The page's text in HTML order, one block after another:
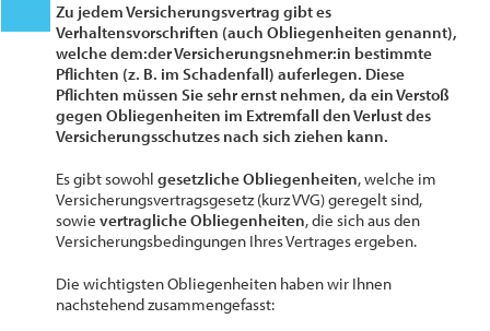
Zu jedem Versicherungsvertrag gibt es
Verhaltensvorschriften (auch Obliegenheiten genannt),
welche dem:der Versicherungsnehmer:in bestimmte
Pflichten (z. B. im Schadenfall) auferlegen. Diese
Pflichten müssen Sie sehr ernst nehmen, da ein Verstoß
gegen Obliegenheiten im Extremfall den Verlust des
Versicherungsschutzes nach sich ziehen kann.
Es gibt sowohlgesetzliche Obliegenheiten, welche im
Versicherungsvertragsgesetz (kurz VVG) geregelt sind,
sowievertragliche Obliegenheiten, die sich aus den
Versicherungsbedingungen Ihres Vertrages ergeben.
Die wichtigsten Obliegenheiten haben wir Ihnen
nachstehend zusammengefasst: